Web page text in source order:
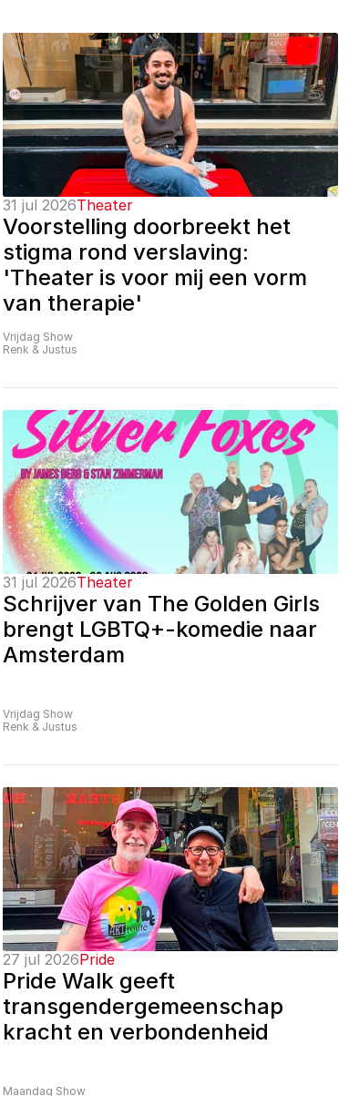
31 jul 2026Theater
Voorstelling doorbreekt het
stigma rond verslaving:
'Theater is voor mij een vorm
van therapie'
Vrijdag Show
Renk & Justus
31 jul 2026Theater
Schrijver van The Golden Girls
brengt LGBTQ+-komedie naar
Amsterdam
Vrijdag Show
Renk & Justus
27 jul 2026Pride
Pride Walk geeft
transgendergemeenschap
kracht en verbondenheid
Maandag Show